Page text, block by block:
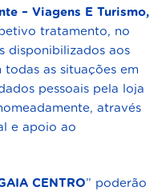
– Viagens E Turismo,
tratamento, no
disponibilizados aos
as situações em
pessoais pela loja
através
e apoio ao
CENTRO” poderão